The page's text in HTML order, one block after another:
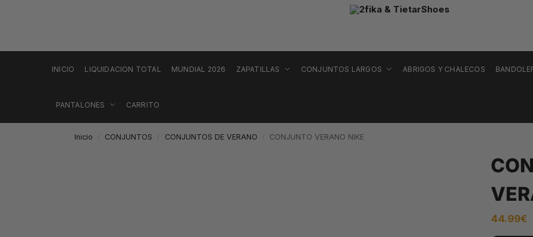
INICIO LIQUIDACION TOTAL MUNDIAL 2026 ZAPATILLAS CONJUNTOS LARGOS ABRIGOS Y CHALECOS
PANTALONES CARRITO
Inicio CONJUNTOS CONJUNTOS DE VERANO CONJUNTO VERANO NIKE
44.99€